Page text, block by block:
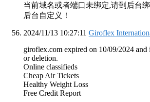
当前域名或者端口未绑定,请到后台
后台自定义！
2024/11/13 10:27:11 Giroflex
giroflex.com expired on 10/09/2024 and
or deletion.
Online classifieds
Cheap Air Tickets
Healthy Weight Loss
Free Credit Report